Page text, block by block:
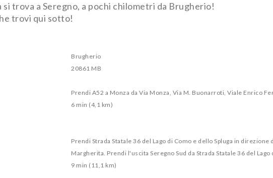
trova a Seregno, a pochi chilometri da Brugherio!
trovi qui sotto!
Brugherio
20861 MB
Prendi A52 a Monza da Via Monza, Via M. Buonarroti, Viale Enrico
6 min (4,1 km)
Prendi Strada Statale 36 del Lago di Como e dello Spluga in direzione
Margherita. Prendi l'uscita Seregno Sud da Strada Statale 36 del Lago
9 min (11,1 km)